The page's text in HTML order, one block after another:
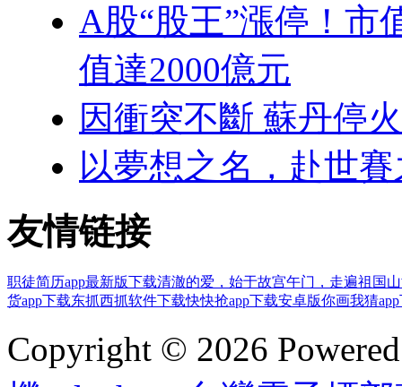
A股“股王”漲停！市
值達2000億元
因衝突不斷 蘇丹停
以夢想之名，赴世
友情链接
职徒简历app最新版下载清澈的爱，始于故宫午门，走遍祖国
货app下载东抓西抓软件下载快快抢app下载安卓版你画我猜
Copyright © 2026